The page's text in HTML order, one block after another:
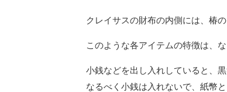
クレイサスの財布の内側には、椿
このような各アイテムの特徴は、
小銭などを出し入れしていると、
なるべく小銭は入れないで、紙幣